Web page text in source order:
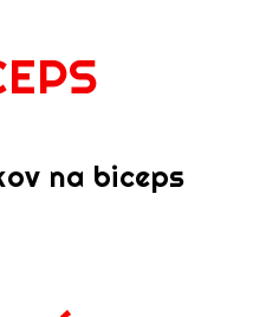
na biceps